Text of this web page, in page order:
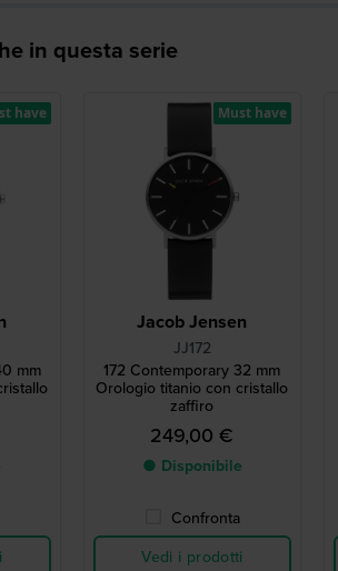
in questa serie
mm
have
Jacob Jensen
JJ172
172 Contemporary 32 mm
Orologio titanio con cristallo
zaffiro
249,00 €
● Disponibile
Confronta
Vedi i prodotti
Must have